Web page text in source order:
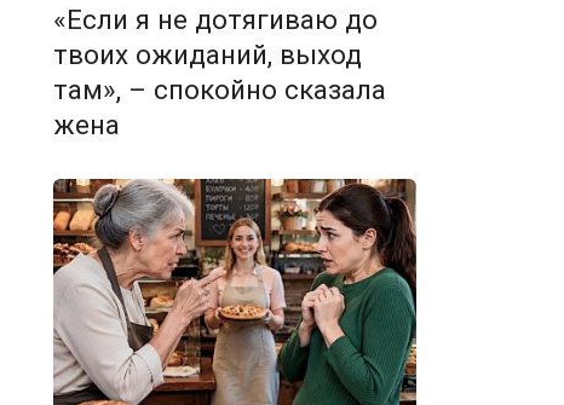
«Если я не дотягиваю до
твоих ожиданий, выход
там», – спокойно сказала
жена